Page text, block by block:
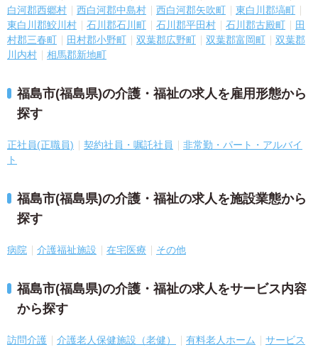
白河郡西郷村
西白河郡中島村 西白河郡矢吹町
東白川郡塙町
東白川郡鮫川村
石川郡石川町 石川郡平田村 石川郡古殿町
田
村郡三春町
田村郡小野町 双葉郡広野町 双葉郡富岡町
双葉郡
川内村
相馬郡新地町
福島市(福島県)の介護・福祉の求人を雇用形態から
探す
正社員(正職員) 契約社員・嘱託社員
非常勤・パート・アルバイ
ト
福島市(福島県)の介護・福祉の求人を施設業態から
探す
病院 介護福祉施設 在宅医療 その他
福島市(福島県)の介護・福祉の求人をサービス内容
から探す
訪問介護 介護老人保健施設（老健） 有料老人ホーム
サービス